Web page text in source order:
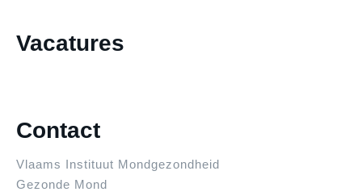
Contact
Vlaams Instituut Mondgezondheid
Gezonde Mond
Vacatures